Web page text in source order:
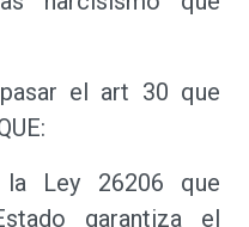
el art 30 que
Ley 26206 que
garantiza el